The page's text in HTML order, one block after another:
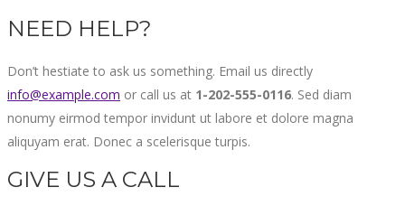
NEED HELP?
Don’t hestiate to ask us something. Email us directly
info@example.com or call us at 1-202-555-0116. Sed diam
nonumy eirmod tempor invidunt ut labore et dolore magna
aliquyam erat. Donec a scelerisque turpis.
GIVE US A CALL